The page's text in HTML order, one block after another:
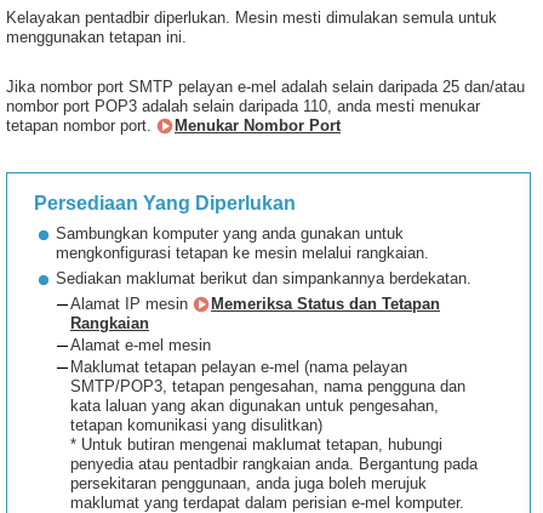
Kelayakan pentadbir diperlukan. Mesin mesti dimulakan semula untuk
menggunakan tetapan ini.
Jika nombor port SMTP pelayan e-mel adalah selain daripada 25 dan/atau
nombor port POP3 adalah selain daripada 110, anda mesti menukar
tetapan nombor port.
Menukar Nombor Port
Persediaan Yang Diperlukan
Sambungkan komputer yang anda gunakan untuk
mengkonfigurasi tetapan ke mesin melalui rangkaian.
Sediakan maklumat berikut dan simpankannya berdekatan.
Alamat IP mesin
Memeriksa Status dan Tetapan
Rangkaian
Alamat e-mel mesin
Maklumat tetapan pelayan e-mel (nama pelayan
SMTP/POP3, tetapan pengesahan, nama pengguna dan
kata laluan yang akan digunakan untuk pengesahan,
tetapan komunikasi yang disulitkan)
* Untuk butiran mengenai maklumat tetapan, hubungi
penyedia atau pentadbir rangkaian anda. Bergantung pada
persekitaran penggunaan, anda juga boleh merujuk
maklumat yang terdapat dalam perisian e-mel komputer.